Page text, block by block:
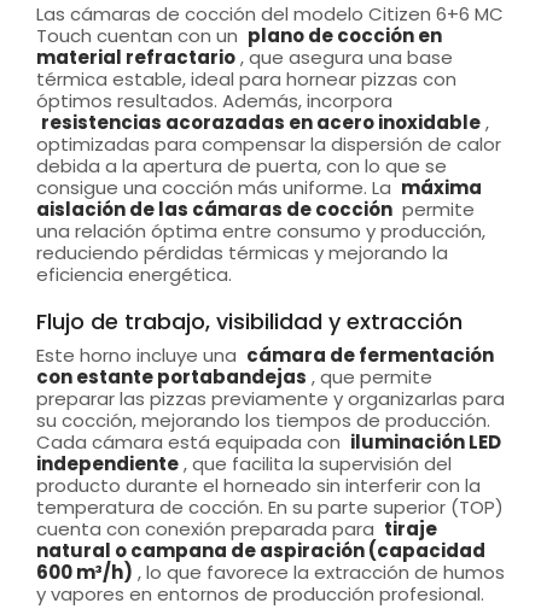
Las cámaras de cocción del modelo Citizen 6+6 MC
Touch cuentan con un plano de cocción en
material refractario, que asegura una base
térmica estable, ideal para hornear pizzas con
óptimos resultados. Además, incorpora
resistencias acorazadas en acero inoxidable,
optimizadas para compensar la dispersión de calor
debida a la apertura de puerta, con lo que se
consigue una cocción más uniforme. La máxima
aislación de las cámaras de cocción permite
una relación óptima entre consumo y producción,
reduciendo pérdidas térmicas y mejorando la
eficiencia energética.
Flujo de trabajo, visibilidad y extracción
Este horno incluye una cámara de fermentación
con estante portabandejas , que permite
preparar las pizzas previamente y organizarlas para
su cocción, mejorando los tiempos de producción.
Cada cámara está equipada con iluminación LED
independiente, que facilita la supervisión del
producto durante el horneado sin interferir con la
temperatura de cocción. En su parte superior (TOP)
cuenta con conexión preparada para tiraje
natural o campana de aspiración (capacidad
600 m³/h) , lo que favorece la extracción de humos
y vapores en entornos de producción profesional.